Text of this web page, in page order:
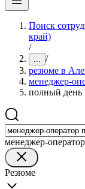
Поиск
край)
/
... /
резюме в
менеджер-
полный день
менеджер-
Резюме